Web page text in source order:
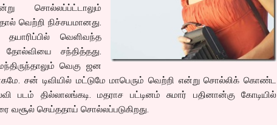
சொல்லப்ப்ட்டாலும்
வெற்றி நிச்சயமானது.
வெளிவந்த
தோல்வியை சந்தித்தது.
வெகு ஜன
சன் டிவியில் மட்டுமே மாபெரும் வெற்றி என்று சொல்லிக் கொண்ட
தில்லாலங்கடி. மதராச பட்டினம் சுமார் பதினான்கு கோடியில்
வசூல் செய்ததாய் சொல்லப்படுகிறது.